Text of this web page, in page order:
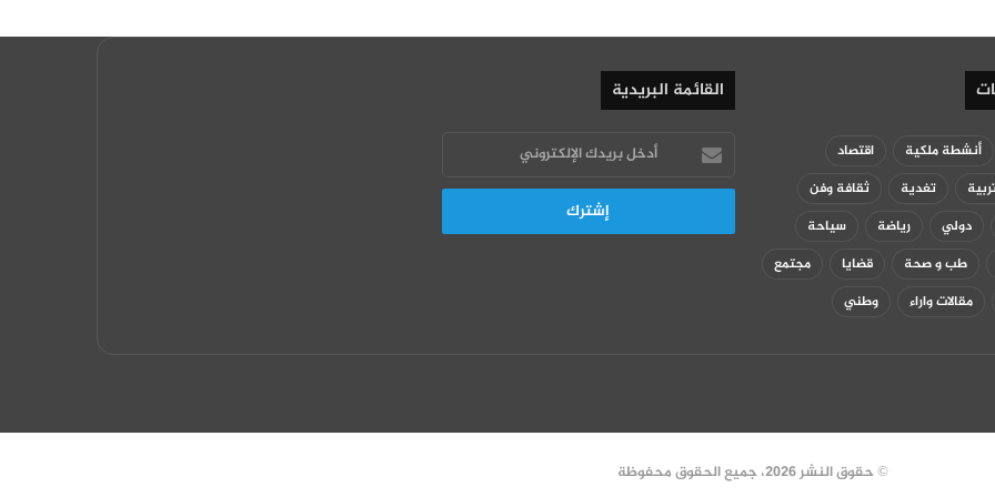
أنشطة ملكية
اقتصاد
تغدية
ثقافة وفن
دولي رياضة
سياحة
طب و صحة قضايا
مجتمع
مقالات واراء وطني
القائمة البريدية
أدخل
بريدك
الإلكتروني
© حقوق النشر 2026، جميع الحقوق محفوظة